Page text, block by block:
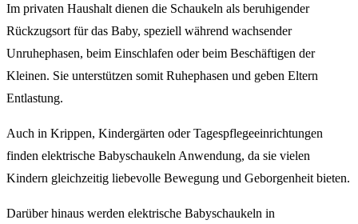
Im privaten Haushalt dienen die Schaukeln als beruhigender
Rückzugsort für das Baby, speziell während wachsender
Unruhephasen, beim Einschlafen oder beim Beschäftigen der
Kleinen. Sie unterstützen somit Ruhephasen und geben Eltern
Entlastung.
Auch in Krippen, Kindergärten oder Tagespflegeeinrichtungen
finden elektrische Babyschaukeln Anwendung, da sie vielen
Kindern gleichzeitig liebevolle Bewegung und Geborgenheit bieten.
Darüber hinaus werden elektrische Babyschaukeln in